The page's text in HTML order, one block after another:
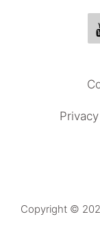
Copyright ©